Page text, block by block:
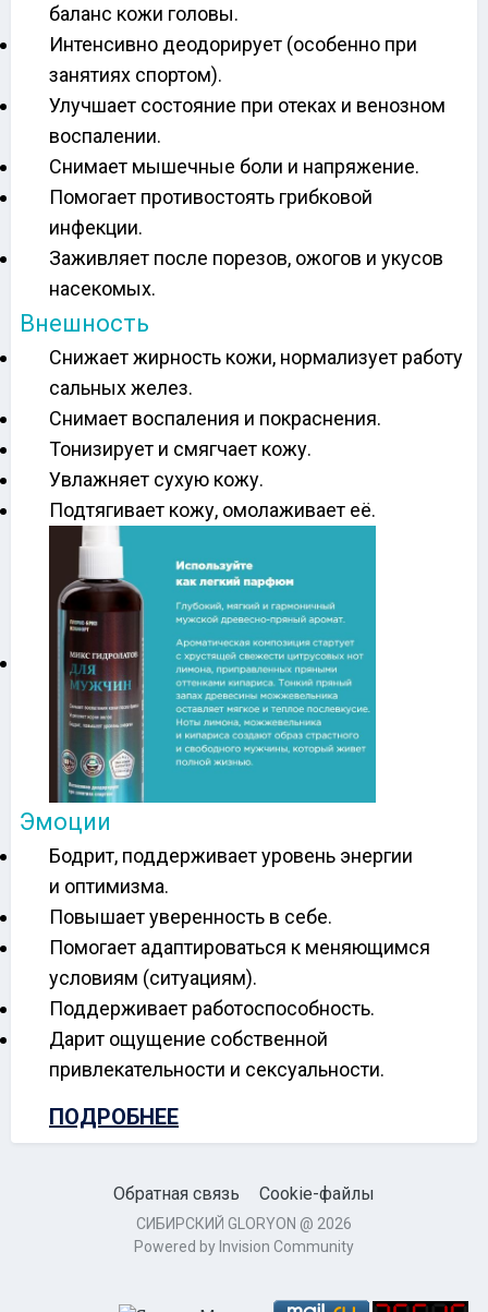
баланс кожи головы.
Интенсивно деодорирует (особенно при
занятиях спортом).
Улучшает состояние при отеках и венозном
воспалении.
Снимает мышечные боли и напряжение.
Помогает противостоять грибковой
инфекции.
Заживляет после порезов, ожогов и укусов
насекомых.
Внешность
Снижает жирность кожи, нормализует работу
сальных желез.
Снимает воспаления и покраснения.
Тонизирует и смягчает кожу.
Увлажняет сухую кожу.
Подтягивает кожу, омолаживает её.
Эмоции
Бодрит, поддерживает уровень энергии
и оптимизма.
Повышает уверенность в себе.
Помогает адаптироваться к меняющимся
условиям (ситуациям).
Поддерживает работоспособность.
Дарит ощущение собственной
привлекательности и сексуальности.
ПОДРОБНЕЕ
Обратная связь Cookie-файлы
СИБИРСКИЙ GLORYON @ 2026
Powered by Invision Community